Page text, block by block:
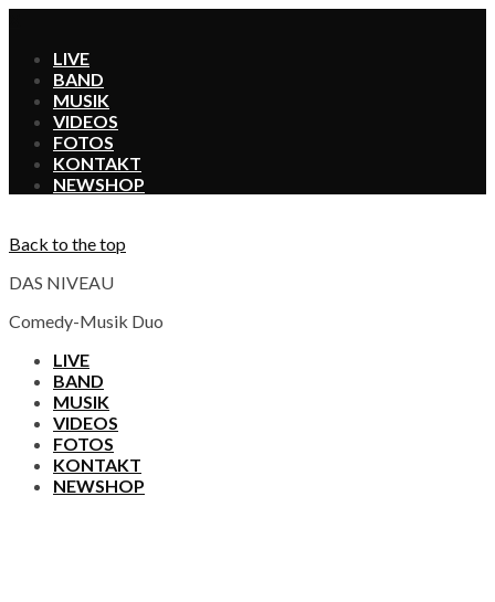
LIVE
BAND
MUSIK
VIDEOS
FOTOS
KONTAKT
SHOP
Back to the top
DAS NIVEAU
Comedy-Musik Duo
LIVE
BAND
MUSIK
VIDEOS
FOTOS
KONTAKT
SHOP